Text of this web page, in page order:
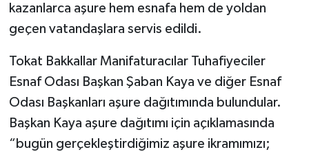
kazanlarca aşure hem esnafa hem de yoldan
geçen vatandaşlara servis edildi.
Tokat Bakkallar Manifaturacılar Tuhafiyeciler
Esnaf Odası Başkan Şaban Kaya ve diğer Esnaf
Odası Başkanları aşure dağıtımında bulundular.
Başkan Kaya aşure dağıtımı için açıklamasında
“bugün gerçekleştirdiğimiz aşure ikramımızı;